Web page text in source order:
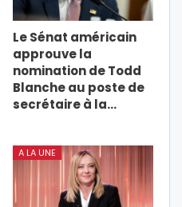
Le Sénat américain
approuve la
nomination de Todd
Blanche au poste de
secrétaire à la…
A LA UNE